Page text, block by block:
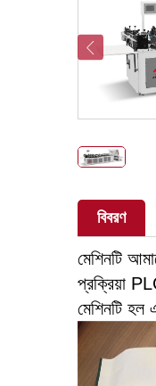
বিবরণ
মেশিনটি
প্রক্রিয়া
মেশিনটি হল